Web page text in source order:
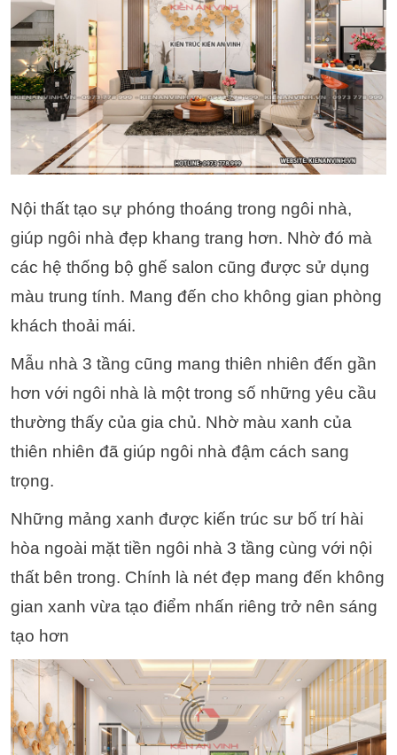
Nội thất tạo sự phóng thoáng trong ngôi nhà,
giúp ngôi nhà đẹp khang trang hơn. Nhờ đó mà
các hệ thống bộ ghế salon cũng được sử dụng
màu trung tính. Mang đến cho không gian phòng
khách thoải mái.
Mẫu nhà 3 tầng cũng mang thiên nhiên đến gần
hơn với ngôi nhà là một trong số những yêu cầu
thường thấy của gia chủ. Nhờ màu xanh của
thiên nhiên đã giúp ngôi nhà đậm cách sang
trọng.
Những mảng xanh được kiến trúc sư bố trí hài
hòa ngoài mặt tiền ngôi nhà 3 tầng cùng với nội
thất bên trong. Chính là nét đẹp mang đến không
gian xanh vừa tạo điểm nhấn riêng trở nên sáng
tạo hơn